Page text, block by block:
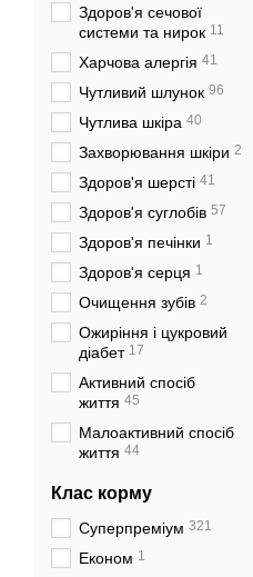
Здоров'я сечової
системи та нирок 11
Харчова алергія 41
Чутливий шлунок 96
Чутлива шкіра 40
Захворювання шкіри 2
Здоров'я шерсті 41
Здоров'я суглобів 57
Здоров'я печінки 1
Здоров'я серця 1
Очищення зубів 2
Ожиріння і цукровий
діабет 17
Активний спосіб
життя 45
Малоактивний спосіб
життя 44
Клас корму
Суперпреміум 321
Економ 1